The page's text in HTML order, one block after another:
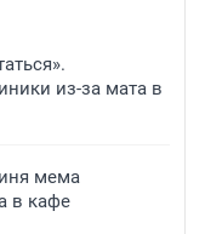
из-за мата в
мема
в кафе